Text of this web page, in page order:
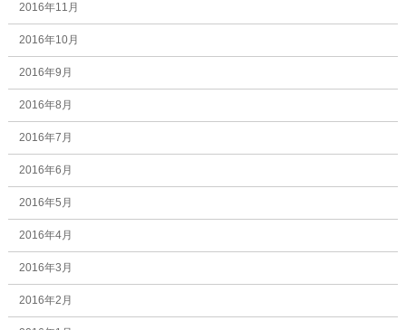
2016年11月
2016年10月
2016年9月
2016年8月
2016年7月
2016年6月
2016年5月
2016年4月
2016年3月
2016年2月